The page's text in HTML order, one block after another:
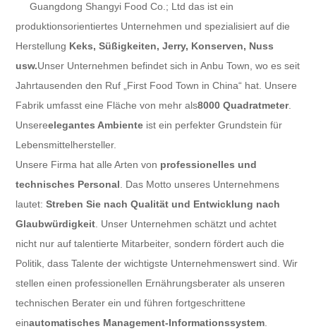
Guangdong Shangyi Food Co.; Ltd das ist ein
produktionsorientiertes Unternehmen und spezialisiert auf die
Herstellung Keks, Süßigkeiten, Jerry, Konserven, Nuss
usw.Unser Unternehmen befindet sich in Anbu Town, wo es seit
Jahrtausenden den Ruf „First Food Town in China“ hat. Unsere
Fabrik umfasst eine Fläche von mehr als8000 Quadratmeter.
Unsereelegantes Ambiente ist ein perfekter Grundstein für
Lebensmittelhersteller.
Unsere Firma hat alle Arten von professionelles und
technisches Personal. Das Motto unseres Unternehmens
lautet: Streben Sie nach Qualität und Entwicklung nach
Glaubwürdigkeit. Unser Unternehmen schätzt und achtet
nicht nur auf talentierte Mitarbeiter, sondern fördert auch die
Politik, dass Talente der wichtigste Unternehmenswert sind. Wir
stellen einen professionellen Ernährungsberater als unseren
technischen Berater ein und führen fortgeschrittene
einautomatisches Management-Informationssystem.